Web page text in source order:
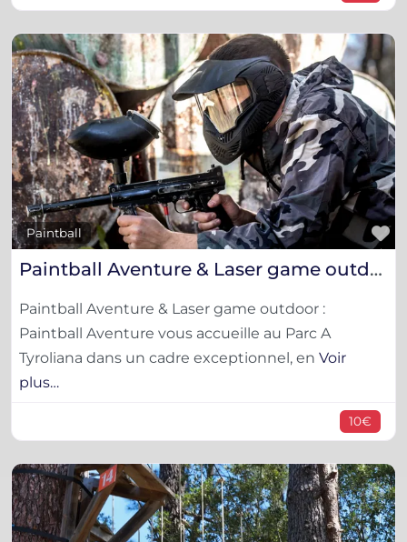
Paintball
Paintball Aventure & Laser game outdoor
Paintball Aventure & Laser game outdoor :
Paintball Aventure vous accueille au Parc A
Tyroliana dans un cadre exceptionnel, en Voir
plus…
10€